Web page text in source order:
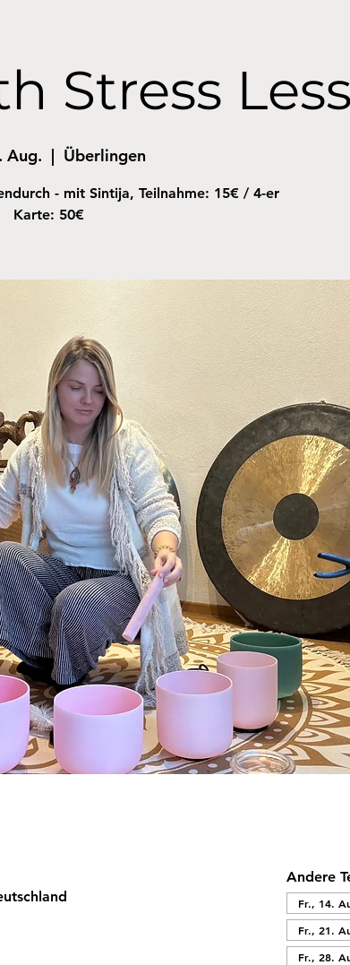
Stress Less
Aug.
  |
Überlingen
- mit Sintija, Teilnahme: 15€ / 4-er
Karte: 50€
Andere
Fr., 14.
Fr., 21.
Fr., 28.